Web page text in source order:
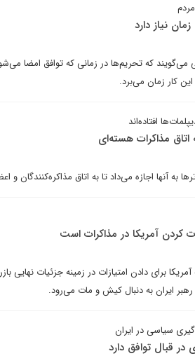
نیاز دارد
می‌گویند که تحریم‌ها در زمانی که توافق امضا
کار زمان می‌برد.
افتاده‌اند
اتاق مذاکرات هسته‌ای
به آنها اجازه می‌داد تا به اتاق مذاکره‌کنندگان
کردن آمریکا در مذاکرات است
آمریکا برای دادن امتیازات در زمینه جزئیات
ایران به دنبال کیش و مات می‌رود.
سیاسی در ایران
قبال توافق دارد